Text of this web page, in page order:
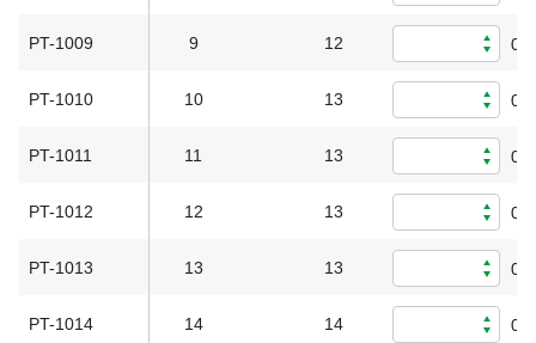
PT-1009 9 12 0
PT-1010 10 13 0
PT-1011 11 13 0
PT-1012 12 13 0
PT-1013 13 13 0
PT-1014 14 14 0